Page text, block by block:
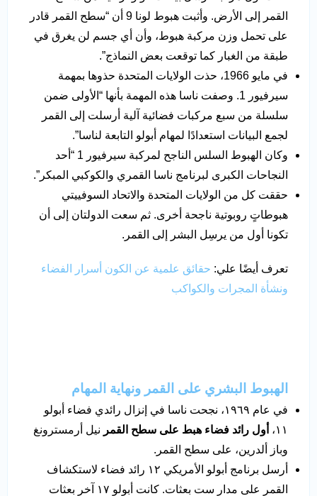
القمر إلى الأرض. وأثبت هبوط لونا 9 أن “سطح القمر قادر
على تحمل وزن مركبة هبوط، وأن أي جسم لن يغرق في
طبقة من الغبار كما توقعت بعض النماذج”.
في مايو 1966، حذت الولايات المتحدة حذوها بمهمة
سيرفيور 1. وصفت ناسا هذه المهمة بأنها “الأولى ضمن
سلسلة من سبع مركبات فضائية آلية أرسلت إلى القمر
لجمع البيانات استعدادًا لمهام أبولو التابعة لناسا”.
وكان الهبوط السلس الناجح لمركبة سيرفيور 1 “أحد
النجاحات الكبرى لبرنامج ناسا القمري والكوكبي المبكر”.
حققت كل من الولايات المتحدة والاتحاد السوفييتي
هبوطاتٍ روبوتية ناجحة أخرى. ثم سعت الدولتان إلى أن
تكونا أول من يرسِل البشر إلى القمر.
تعرف أيضًا علي: حقائق علمية عن الكون أسرار الفضاء
ونشأة المجرات والكواكب
الهبوط البشري على القمر ونهاية المهام
في عام ١٩٦٩، نجحت ناسا في إنزال رائدي فضاء أبولو
١١،
أول رائد فضاء هبط على سطح القمر نيل أرمسترونغ
وباز ألدرين، على سطح القمر.
أرسل برنامج أبولو الأمريكي ١٢ رائد فضاء لاستكشاف
القمر على مدار ست بعثات. كانت أبولو ١٧ آخر بعثات